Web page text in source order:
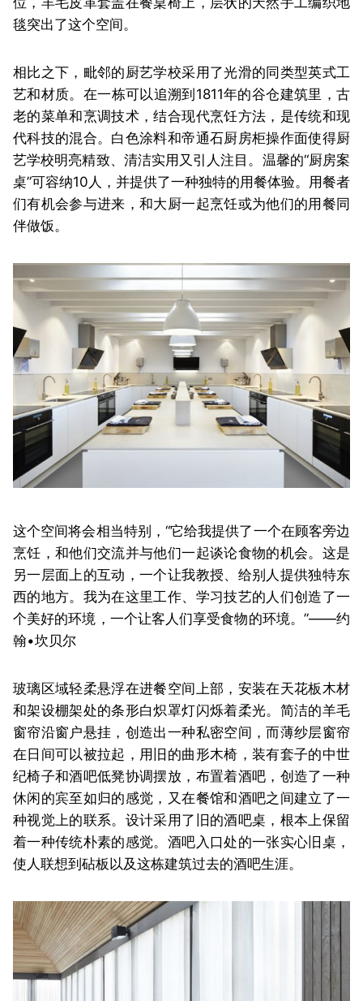
毯突出了这个空间。
相比之下，毗邻的厨艺学校采用了光滑的同类型英式工
艺和材质。在一栋可以追溯到1811年的谷仓建筑里，古
老的菜单和烹调技术，结合现代烹饪方法，是传统和现
代科技的混合。白色涂料和帝通石厨房柜操作面使得厨
艺学校明亮精致、清洁实用又引人注目。温馨的“厨房案
桌”可容纳10人，并提供了一种独特的用餐体验。用餐者
们有机会参与进来，和大厨一起烹饪或为他们的用餐同
伴做饭。
这个空间将会相当特别，“它给我提供了一个在顾客旁边
烹饪，和他们交流并与他们一起谈论食物的机会。这是
另一层面上的互动，一个让我教授、给别人提供独特东
西的地方。我为在这里工作、学习技艺的人们创造了一
个美好的环境，一个让客人们享受食物的环境。”——约
翰•坎贝尔
玻璃区域轻柔悬浮在进餐空间上部，安装在天花板木材
和架设棚架处的条形白炽罩灯闪烁着柔光。简洁的羊毛
窗帘沿窗户悬挂，创造出一种私密空间，而薄纱层窗帘
在日间可以被拉起，用旧的曲形木椅，装有套子的中世
纪椅子和酒吧低凳协调摆放，布置着酒吧，创造了一种
休闲的宾至如归的感觉，又在餐馆和酒吧之间建立了一
种视觉上的联系。设计采用了旧的酒吧桌，根本上保留
着一种传统朴素的感觉。酒吧入口处的一张实心旧桌，
使人联想到砧板以及这栋建筑过去的酒吧生涯。